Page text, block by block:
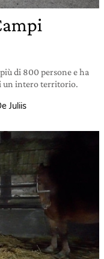
di 800 persone e ha
un intero territorio.
Juliis